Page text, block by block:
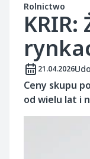
Rolnictwo
21.04.2026
Ceny skupu
od wielu lat i